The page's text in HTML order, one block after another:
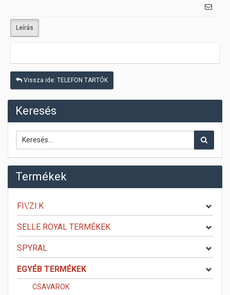
Leírás
Vissza ide: TELEFON TARTÓK
Keresés
Termékek
FI\'ZI:K
SELLE ROYAL TERMÉKEK
SPYRAL
EGYÉB TERMÉKEK
CSAVAROK